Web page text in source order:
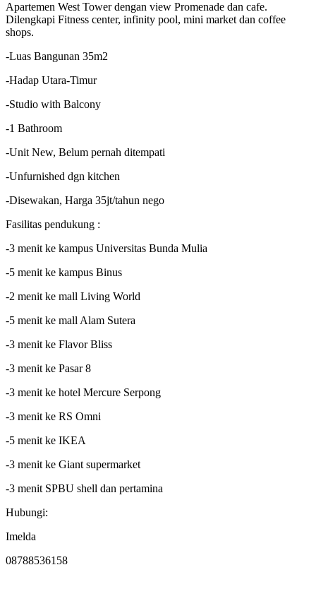
Apartemen West Tower dengan view Promenade dan cafe.
Dilengkapi Fitness center, infinity pool, mini market dan coffee
shops.
-Luas Bangunan 35m2
-Hadap Utara-Timur
-Studio with Balcony
-1 Bathroom
-Unit New, Belum pernah ditempati
-Unfurnished dgn kitchen
-Disewakan, Harga 35jt/tahun nego
Fasilitas pendukung :
-3 menit ke kampus Universitas Bunda Mulia
-5 menit ke kampus Binus
-2 menit ke mall Living World
-5 menit ke mall Alam Sutera
-3 menit ke Flavor Bliss
-3 menit ke Pasar 8
-3 menit ke hotel Mercure Serpong
-3 menit ke RS Omni
-5 menit ke IKEA
-3 menit ke Giant supermarket
-3 menit SPBU shell dan pertamina
Hubungi:
Imelda
08788536158